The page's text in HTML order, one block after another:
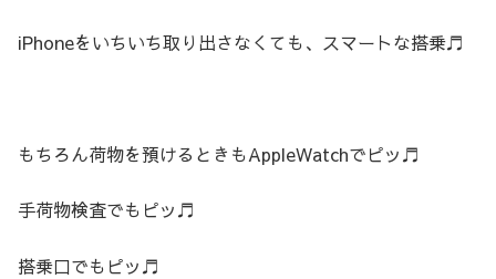
iPhoneをいちいち取り出さなくても、スマートな搭乗♬
もちろん荷物を預けるときもAppleWatchでピッ♬
手荷物検査でもピッ♬
搭乗口でもピッ♬